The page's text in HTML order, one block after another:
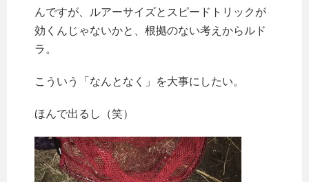
んですが、ルアーサイズとスピードトリックが
効くんじゃないかと、根拠のない考えからルド
ラ。
こういう「なんとなく」を大事にしたい。
ほんで出るし（笑）